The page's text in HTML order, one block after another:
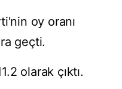
oy oranı
geçti.
olarak çıktı.